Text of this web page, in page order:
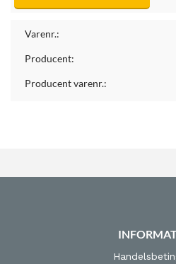
Varenr.:
Producent:
Producent varenr.: